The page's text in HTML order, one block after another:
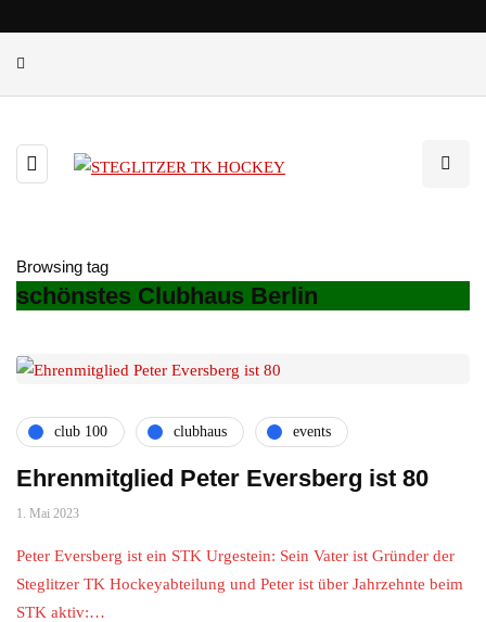
Browsing tag
schönstes Clubhaus Berlin
club 100 clubhaus events
Ehrenmitglied Peter Eversberg ist 80
1. Mai 2023
Peter Eversberg ist ein STK Urgestein: Sein Vater ist Gründer der
Steglitzer TK Hockeyabteilung und Peter ist über Jahrzehnte beim
STK aktiv:…